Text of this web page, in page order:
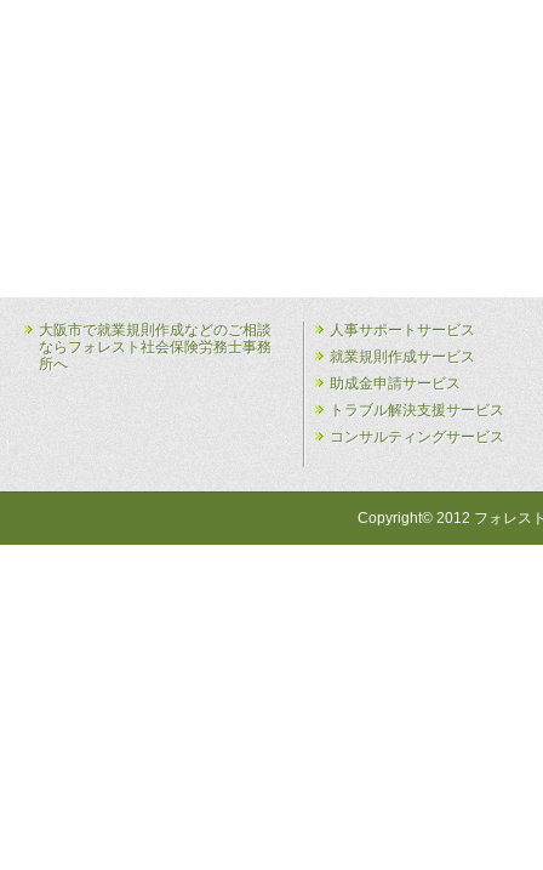
大阪市で就業規則作成などのご相談
ならフォレスト社会保険労務士事務
所へ
人事サポートサービス
就業規則作成サービス
助成金申請サービス
トラブル解決支援サービス
コンサルティングサービス
Copyright© 2012 フォレス